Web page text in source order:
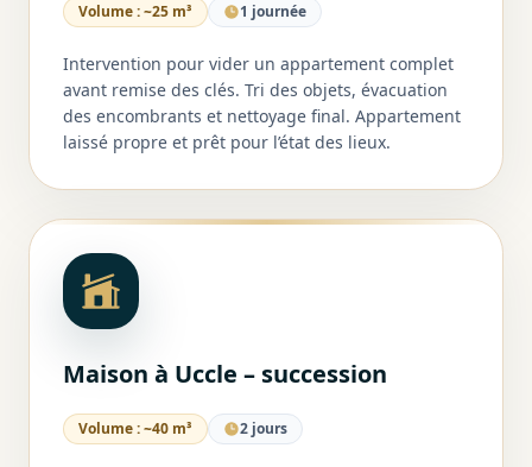
Volume :~25 m³ 1 journée
Intervention pour vider un appartement complet
avant remise des clés. Tri des objets, évacuation
des encombrants et nettoyage final. Appartement
laissé propre et prêt pour l’état des lieux.
Maison à Uccle – succession
Volume :~40 m³ 2 jours